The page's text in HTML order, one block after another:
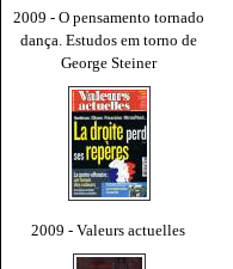
2009 - O pensamento tornado
dança. Estudos em torno de
George Steiner
2009 - Valeurs actuelles